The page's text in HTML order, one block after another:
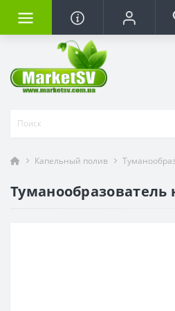
Капельный полив
Туманообразователь